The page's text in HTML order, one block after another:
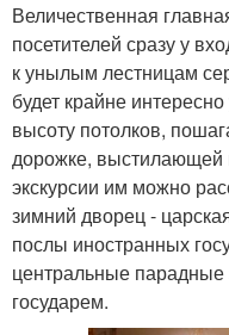
Величественная
посетителей сразу у
к унылым лестницам
будет крайне
высоту потолков,
дорожке, выстилающей
экскурсии им можно
зимний дворец -
послы иностранных
центральные
государем.